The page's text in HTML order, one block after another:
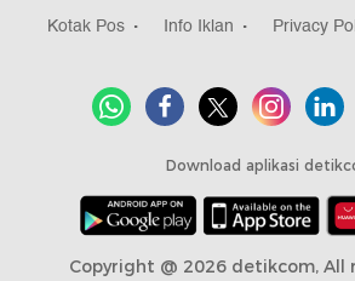
Kotak Pos
Info Iklan Privacy
Download aplikasi
Copyright @ 2026 detikcom, All